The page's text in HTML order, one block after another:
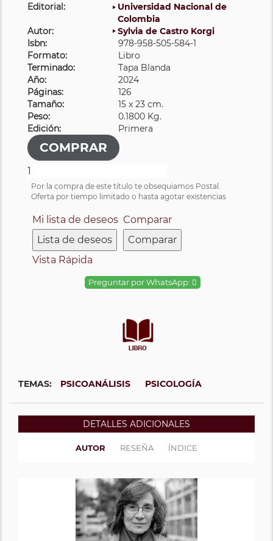
Editorial:
Universidad Nacional de
Colombia
Autor:
Sylvia de Castro Korgi
Isbn:
978-958-505-584-1
Formato:
Libro
Terminado:
Tapa Blanda
Año:
2024
Páginas:
126
Tamaño:
15 x 23 cm.
Peso:
0.1800 Kg.
Edición:
Primera
Por la compra de este título te obsequiamos Postal.
Oferta por tiempo limitado o hasta agotar existencias
Mi lista de deseos
Lista de deseos
Comparar
Comparar
Vista Rápida
Preguntar por WhatsApp:
TEMAS: PSICOANÁLISIS PSICOLOGÍA
DETALLES ADICIONALES
AUTOR RESEÑA ÍNDICE